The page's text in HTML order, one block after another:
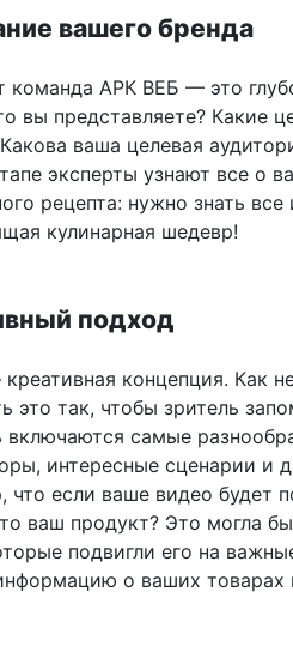
вашего бренда
команда АРК ВЕБ — это
вы представляете? Какие
ваша целевая
эксперты узнают все о
рецепта: нужно знать
кулинарная шедевр!
подход
концепция. Как
это так, чтобы зритель
включаются самые
интересные сценарии и
если ваше видео будет
ваш продукт? Это могла
подвигли его на
о ваших товарах